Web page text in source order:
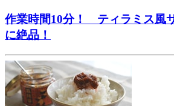
作業時間10分！ ティラミス風
に絶品！